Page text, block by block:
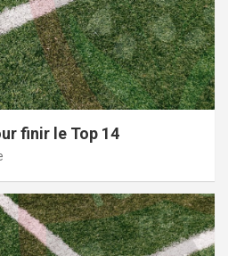
finir le Top 14